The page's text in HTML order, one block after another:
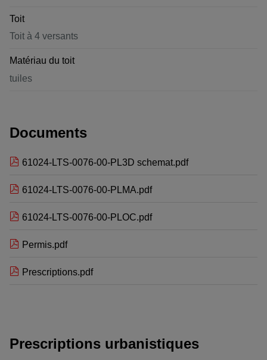
Toit
Toit à 4 versants
Matériau du toit
tuiles
Documents
61024-LTS-0076-00-PL3D schemat.pdf
61024-LTS-0076-00-PLMA.pdf
61024-LTS-0076-00-PLOC.pdf
Permis.pdf
Prescriptions.pdf
Prescriptions urbanistiques